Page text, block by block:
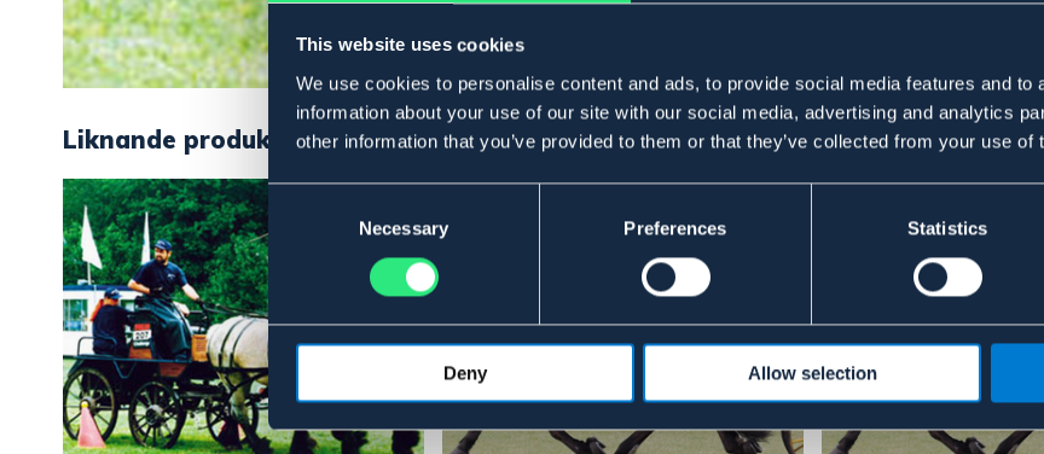
This website uses cookies
We use cookies to personalise content and ads, to provide social media features and to
information about your use of our site with our social media, advertising and analytics
other information that you’ve provided to them or that they’ve collected from your use of
Consent
Necessary Preferences Statistics
Deny Allow selection
Liknande produkter